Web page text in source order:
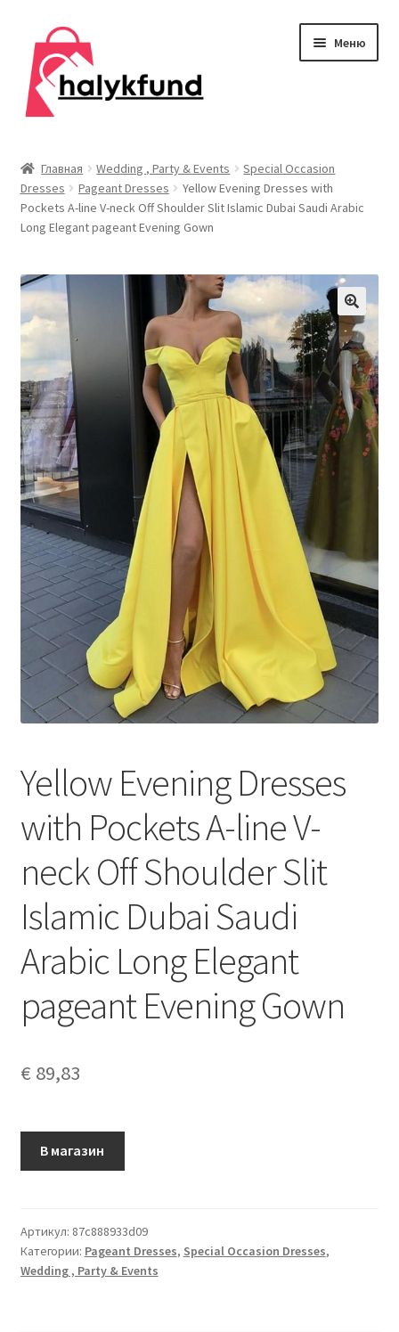
Перейти
навигации
Перейти
содержимому
Меню
Главная
О нас
Контакты
Дом и сад
меню
Одежда
меню
Публикации
Главная Wedding , Party & Events
Special Occasion
Dresses
Pageant Dresses
Yellow Evening Dresses with
Pockets A-line V-neck Off Shoulder Slit Islamic Dubai Saudi Arabic
Long Elegant pageant Evening Gown
Yellow Evening Dresses
with Pockets A-line V-
neck Off Shoulder Slit
Islamic Dubai Saudi
Arabic Long Elegant
pageant Evening Gown
€ 89,83
В магазин
Артикул: 87c888933d09
Категории: Pageant Dresses, Special Occasion Dresses,
Wedding , Party & Events